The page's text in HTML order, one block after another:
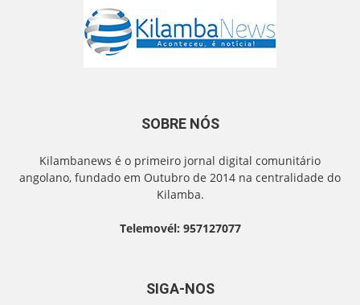
SOBRE NÓS
Kilambanews é o primeiro jornal digital comunitário
angolano, fundado em Outubro de 2014 na centralidade do
Kilamba.
Telemovél: 957127077
SIGA-NOS